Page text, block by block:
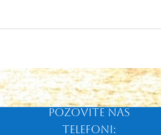
Pozovite nas
Telefoni: